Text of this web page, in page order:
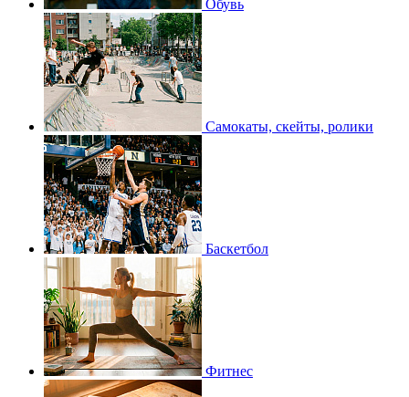
Обувь
Самокаты, скейты, ролики
Баскетбол
Фитнес